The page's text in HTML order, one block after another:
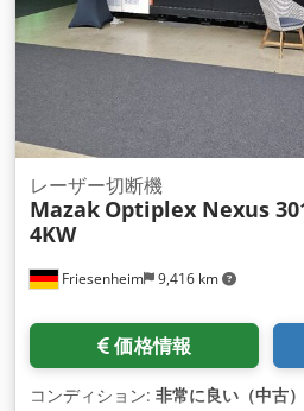
Friesenheim 9,416 km
レーザー切断機
Mazak Optiplex Nexus
4KW
価格情報
コンディション: 非常に良い（中古）